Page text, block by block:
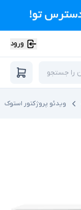
ورود
ویدئو پروژکتور استوک